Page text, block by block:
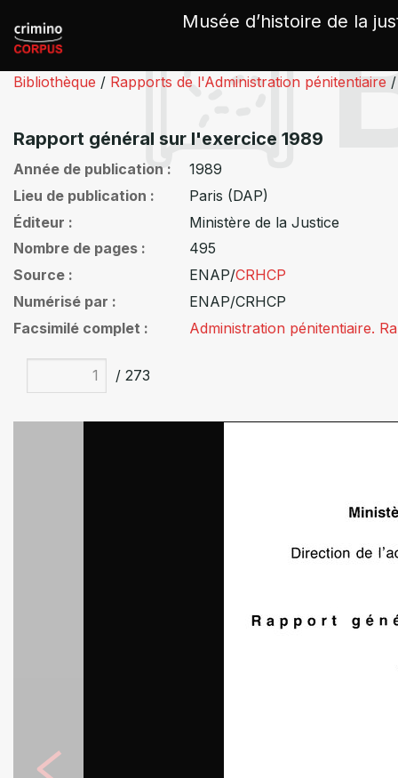
Musée d’histoire de la
Bibliothèque / Rapports de l'Administration pénitentiaire /
Rapport général sur l'exercice 1989
Année de publication
1989
Lieu de publication
Paris (DAP)
Éditeur
Ministère de la Justice
Nombre de pages
495
Source
ENAP/CRHCP
Numérisé par
ENAP/CRHCP
Facsimilé complet
Administration pénitentiaire.
/ 273
Panneau de gestion des cookies